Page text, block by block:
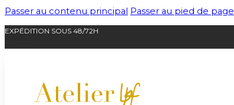
Passer au contenu principal Passer au pied de page
EXPÉDITION SOUS 48/72H